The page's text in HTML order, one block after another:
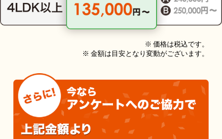
※ 価格は税込です。
※ 金額は目安となり変動がございます。